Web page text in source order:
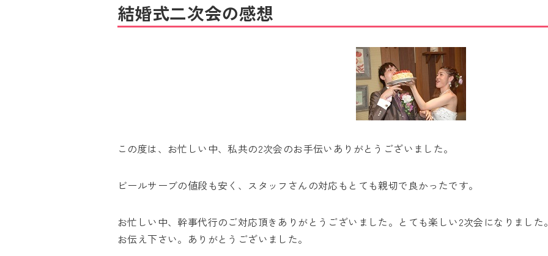
結婚式二次会の感想
この度は、お忙しい中、私共の2次会のお手伝いありがとうございました。
ビールサーブの値段も安く、スタッフさんの対応もとても親切で良かったです。
お忙しい中、幹事代行のご対応頂きありがとうございました。とても楽しい2次会になりまし
お伝え下さい。ありがとうございました。